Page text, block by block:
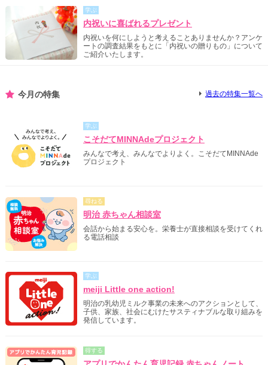
学ぶ
内祝いに喜ばれるプレゼント
内祝いを何にしようと考えることありませんか？アンケ
ートの調査結果をもとに「内祝いの贈りもの」について
ご紹介いたします。
今月の特集 過去の特集一覧へ
学ぶ
こそだてMINNAdeプロジェクト
みんなで考え、みんなでよりよく。こそだてMINNAde
プロジェクト
尋ねる
明治 赤ちゃん相談室
会話から始まる安心を。栄養士が直接相談を受けてくれ
る電話相談
学ぶ
meiji Little one action!
明治の乳幼児ミルク事業の未来へのアクションとして、
子供、家族、社会にむけたサスティナブルな取り組みを
発信しています。
得する